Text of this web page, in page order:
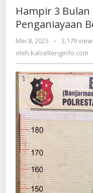
Buron,
Pelaku
Penganiayaan
Berhasil
Diringkus
Hampir 3
Penganiayaan
Mei 8, 2023
oleh
-
3,179
oleh kalseltenginfo.com